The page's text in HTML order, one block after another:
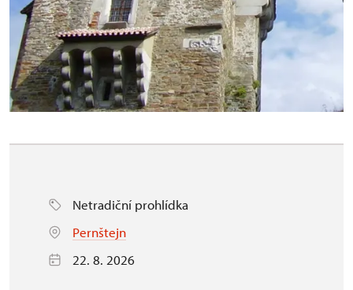
Netradiční prohlídka
Pernštejn
22. 8. 2026